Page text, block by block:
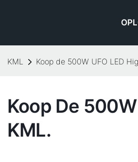
KML Koop de 500W UFO LED
Koop De
KML.